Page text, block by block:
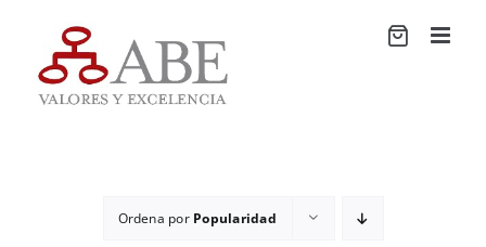
contenido
Ordena por Popularidad